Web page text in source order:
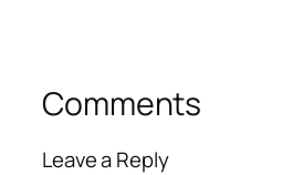
Comments
Leave a Reply